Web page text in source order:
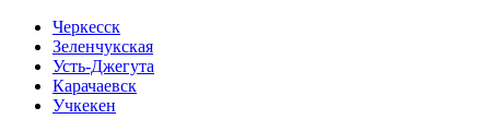
Черкесск
Зеленчукская
Усть-Джегута
Карачаевск
Учкекен